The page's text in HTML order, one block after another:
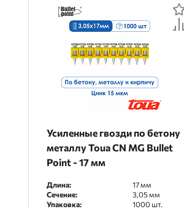
Усиленные гвозди по бетону
металлу Toua CN MG Bullet
Point - 17 мм
Длина:
17 мм
Сечение:
3,05 мм
Упаковка:
1000 шт.